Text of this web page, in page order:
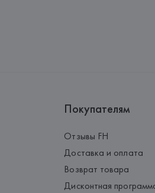
Покупателям
Отзывы FH
Доставка и оплата
Возврат товара
Дисконтная